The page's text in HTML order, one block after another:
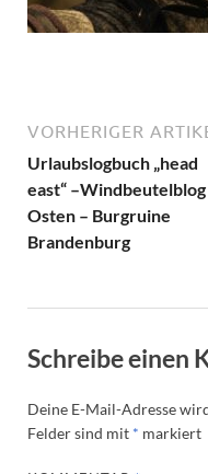
VORHERIGER
Urlaubslogbuch „head
east“
Osten – Burgruine
Brandenburg
Schreibe einen
Deine E-Mail-Adresse
Felder sind mit * markiert